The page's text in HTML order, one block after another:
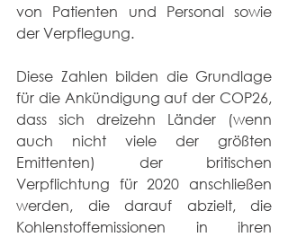
von Patienten und Personal sowie
der Verpflegung.
Diese Zahlen bilden die Grundlage
für die Ankündigung auf der COP26,
dass sich dreizehn Länder (wenn
auch nicht viele der größten
Emittenten) der britischen
Verpflichtung für 2020 anschließen
werden, die darauf abzielt, die
Kohlenstoffemissionen in ihren